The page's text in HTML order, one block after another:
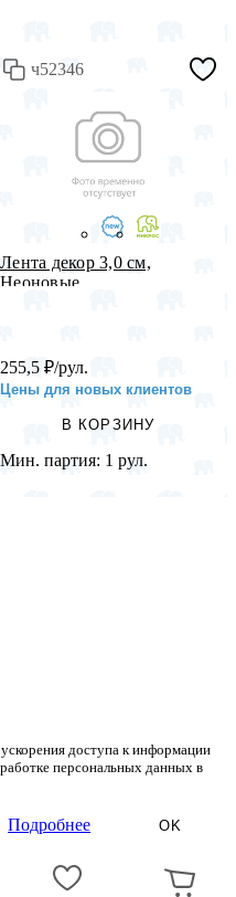
ч52346
Лента декор 3,0 см,
Неоновые ...
255,5 ₽/рул.
Цены для новых клиентов
В КОРЗИНУ
Мин. партия: 1 рул.
доступа к информации
персональных данных в
Подробнее OK